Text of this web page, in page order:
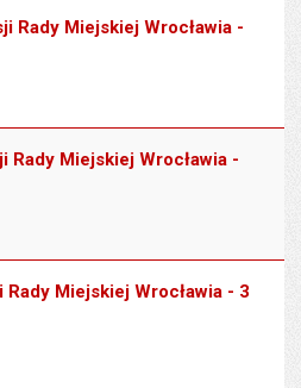
Rady Miejskiej Wrocławia -
Rady Miejskiej Wrocławia -
Miejskiej Wrocławia - 3